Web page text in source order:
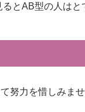
とAB型の人は
努力を惜しみませ